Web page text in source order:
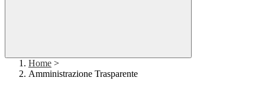
Home >
Amministrazione Trasparente